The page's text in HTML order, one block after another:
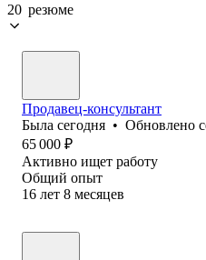
20 резюме
Продавец-консультант
Была сегодня • Обновлено
65 000 ₽
Активно ищет работу
Общий опыт
16 лет 8 месяцев